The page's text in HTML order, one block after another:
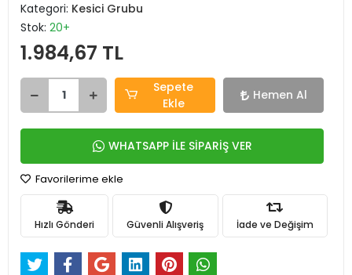
Kategori: Kesici Grubu
Stok: 20+
1.984,67 TL
Sepete
Ekle
Hemen Al
WHATSAPP İLE SİPARİŞ VER
Favorilerime ekle
Hızlı Gönderi Güvenli Alışveriş İade ve Değişim